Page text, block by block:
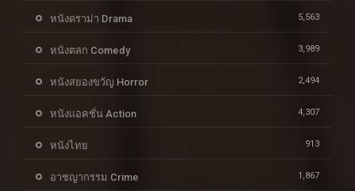
หนังดราม่า Drama 5,563
หนังตลก Comedy 3,989
หนังสยองขวัญ Horror 2,494
หนังแอคชั่น Action 4,307
หนังไทย 913
อาชญากรรม Crime 1,867